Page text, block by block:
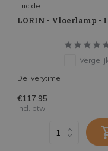
Lucide
LORIN - Vloerlamp -
Deliverytime
€117,95
Incl. btw